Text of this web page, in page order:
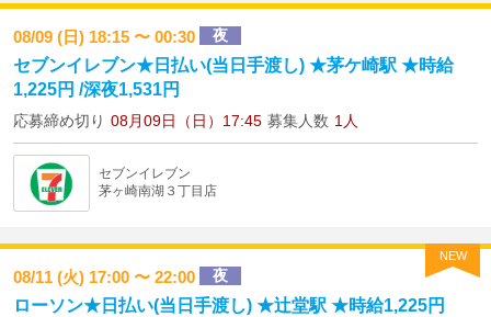
08/09 (日) 18:15 〜 00:30 夜
セブンイレブン★日払い(当日手渡し) ★茅ケ崎駅 ★時給
1,225円 /深夜1,531円
応募締め切り 08月09日（日）17:45 募集人数 1人
セブンイレブン
茅ヶ崎南湖３丁目店
NEW
08/11 (火) 17:00 〜 22:00 夜
ローソン★日払い(当日手渡し) ★辻堂駅 ★時給1,225円